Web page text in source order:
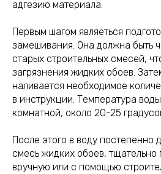
адгезию материала.
Первым шагом являеться
замешивания. Она должна быть
старых строительных смесей,
загрязнения жидких обоев.
наливается необходимое
в инструкции. Температура
комнатной, около 20-25
После этого в воду постепенно
смесь жидких обоев,
вручную или с помощью